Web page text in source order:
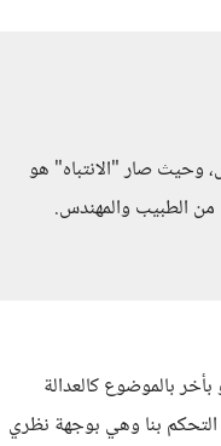
وحيث صار "الانتباه" هو
الطبيب والمهندس.
بالموضوع كالعدالة
التحكم بنا وهي بوجهة نظري